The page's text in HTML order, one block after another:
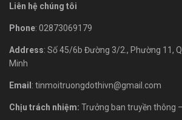
Liên hệ chúng tôi
Phone: 02873069179
Address: Số 45/6b Đường 3/2., Phường 11,
Minh
Email : tinmoitruongdothivn@gmail.com
Chịu trách nhiệm: Trưởng ban truyền thông